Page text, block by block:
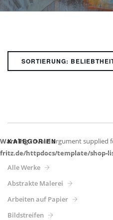
SORTIERUNG:
Warning: Invalid argument supplied
fritz.de/httpdocs/template/shop-
KATEGORIEN
Alle Werke
Abstrakte Malerei
Arbeiten auf Papier
Bildstreifen